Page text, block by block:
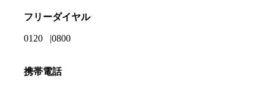
フリーダイヤル
0120 0800
携帯電話